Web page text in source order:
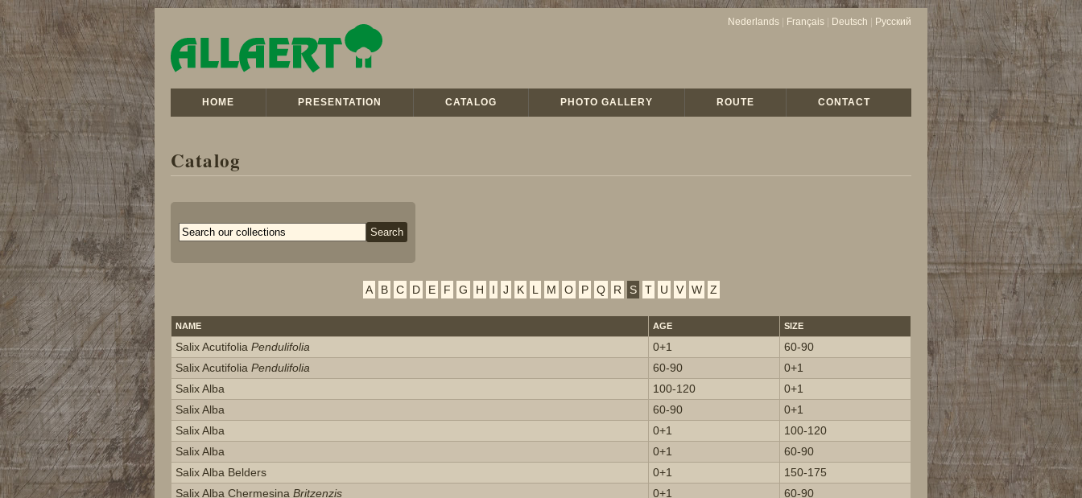
Nederlands Français Deutsch Русский
HOME PRESENTATION CATALOG PHOTO GALLERY ROUTE CONTACT
Catalog
A B C D E F G H I J K L M O P Q R S T U V W Z
NAME AGE SIZE
Salix Acutifolia Pendulifolia 0+1
60-90
Salix Acutifolia Pendulifolia 60-90
0+1
Salix Alba
100-120
0+1
Salix Alba
60-90
0+1
Salix Alba
0+1
100-120
Salix Alba
0+1
60-90
Salix Alba Belders
0+1
150-175
Salix Alba Chermesina Britzenzis 0+1
60-90